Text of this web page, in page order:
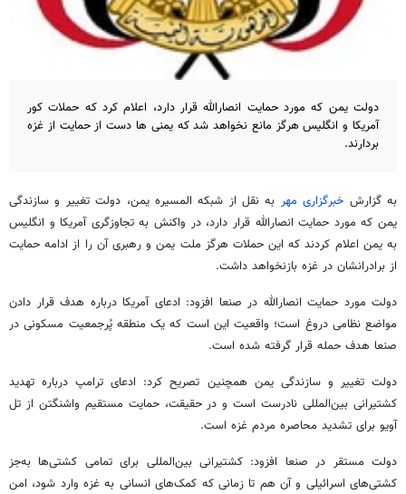
دولت یمن که مورد حمایت انصارالله قرار دارد، اعلام کرد که حملات کور
آمریکا و انگلیس هرگز مانع نخواهد شد که یمنی ها دست از حمایت از غزه
بردارند.
به گزارش خبرگزاری مهر به نقل از شبکه المسیره یمن، دولت تغییر و سازندگی
یمن که مورد حمایت انصارالله قرار دارد، در واکنش به تجاوزگری آمریکا و انگلیس
بهیمن اعلام کردند که اینحملات هرگز ملت یمن و رهبری آن را از ادامه حمایت
از برادرانشان در غزه بازنخواهد داشت.
دولت مورد حمایت انصارالله در صنعا افزود: ادعای آمریکا درباره هدفقرار دادن
مواضع نظامی دروغ است؛ واقعیت این است که یک منطقه پُرجمعیت مسکونی در
صنعا هدف حمله قرار گرفته شده است.
دولت تغییر و سازندگی یمن همچنین تصریح کرد: ادعای ترامپ درباره تهدید
کشتیرانی بین‌المللی نادرست است و در حقیقت، حمایت مستقیم واشنگتن از تل
آویو برای تشدید محاصره مردم غزه است.
دولت مستقر در صنعا افزود: کشتیرانی بین‌المللی برای تمامی کشتی‌ها به‌جز
کشتی‌های اسرائیلی و آن هم تا زمانی که کمک‌های انسانی به غزه وارد شود، امن